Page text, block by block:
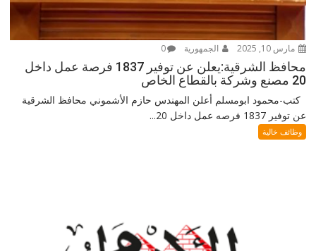
مارس 10, 2025 الجمهورية 0
محافظ الشرقية:يعلن عن توفير 1837 فرصة عمل داخل
20 مصنع وشركة بالقطاع الخاص
كتب-محمود ابومسلم أعلن المهندس حازم الأشموني محافظ الشرقية
عن توفير 1837 فرصه عمل داخل 20...
وظائف خالية